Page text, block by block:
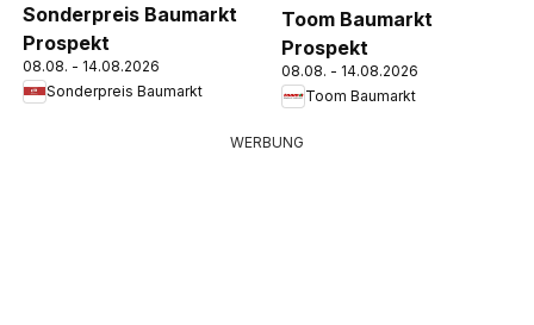
Sonderpreis Baumarkt
Prospekt
08.08. - 14.08.2026
Sonderpreis Baumarkt
Toom Baumarkt
Prospekt
08.08. - 14.08.2026
Toom Baumarkt
WERBUNG